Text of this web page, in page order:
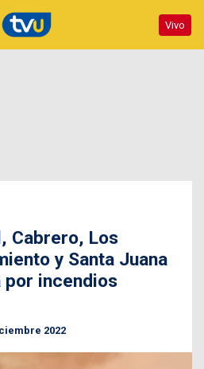
Vivo
Cabrero, Los
y Santa Juana
por incendios
2022